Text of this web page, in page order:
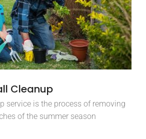
Cleanup
service is the process of removing
of the summer season